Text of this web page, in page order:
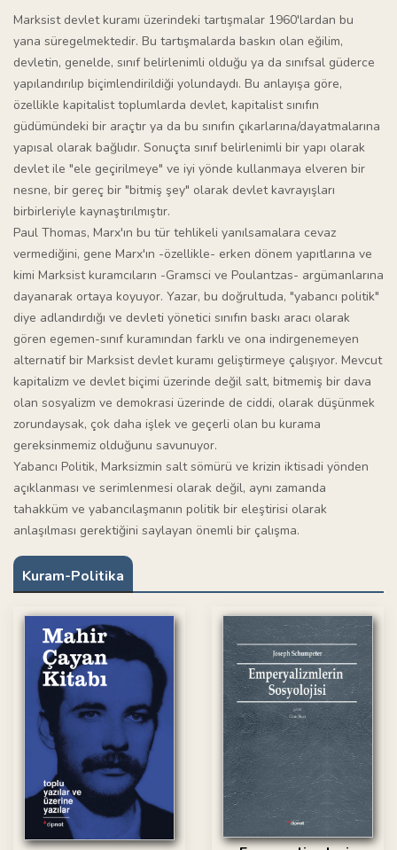
Marksist devlet kuramı üzerindeki tartışmalar 1960'lardan bu
yana süregelmektedir. Bu tartışmalarda baskın olan eğilim,
devletin, genelde, sınıf belirlenimli olduğu ya da sınıfsal güderce
yapılandırılıp biçimlendirildiği yolundaydı. Bu anlayışa göre,
özellikle kapitalist toplumlarda devlet, kapitalist sınıfın
güdümündeki bir araçtır ya da bu sınıfın çıkarlarına/dayatmalarına
yapısal olarak bağlıdır. Sonuçta sınıf belirlenimli bir yapı olarak
devlet ile "ele geçirilmeye" ve iyi yönde kullanmaya elveren bir
nesne, bir gereç bir "bitmiş şey" olarak devlet kavrayışları
birbirleriyle kaynaştırılmıştır.
Paul Thomas, Marx'ın bu tür tehlikeli yanılsamalara cevaz
vermediğini, gene Marx'ın -özellikle- erken dönem yapıtlarına ve
kimi Marksist kuramcıların -Gramsci ve Poulantzas- argümanlarına
dayanarak ortaya koyuyor. Yazar, bu doğrultuda, "yabancı politik"
diye adlandırdığı ve devleti yönetici sınıfın baskı aracı olarak
gören egemen-sınıf kuramından farklı ve ona indirgenemeyen
alternatif bir Marksist devlet kuramı geliştirmeye çalışıyor. Mevcut
kapitalizm ve devlet biçimi üzerinde değil salt, bitmemiş bir dava
olan sosyalizm ve demokrasi üzerinde de ciddi, olarak düşünmek
zorundaysak, çok daha işlek ve geçerli olan bu kurama
gereksinmemiz olduğunu savunuyor.
Yabancı Politik, Marksizmin salt sömürü ve krizin iktisadi yönden
açıklanması ve serimlenmesi olarak değil, aynı zamanda
tahakküm ve yabancılaşmanın politik bir eleştirisi olarak
anlaşılması gerektiğini saylayan önemli bir çalışma.
Kuram-Politika